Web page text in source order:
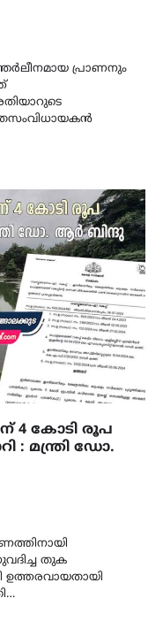
പ്രാണനും
4 കോടി രൂപ
: മന്ത്രി ഡോ.
തുക